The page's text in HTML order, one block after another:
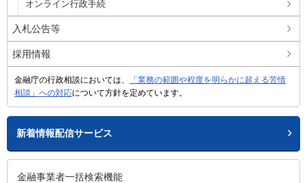
オンライン行政手続
入札公告等
採用情報
金融庁の行政相談においては、
「業務の範囲や程度を明らかに超える苦情
相談」への対応について方針を定めています。
新着情報配信サービス
金融事業者一括検索機能